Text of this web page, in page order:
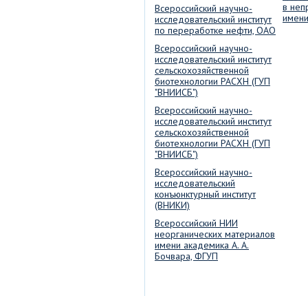
Всероссийский научно-
исследовательский институт
по переработке нефти, ОАО
Всероссийский научно-
исследовательский институт
сельскохозяйственной
биотехнологии РАСХН (ГУП
"ВНИИСБ")
Всероссийский научно-
исследовательский институт
сельскохозяйственной
биотехнологии РАСХН (ГУП
"ВНИИСБ")
Всероссийский научно-
исследовательский
конъюнктурный институт
(ВНИКИ)
Всероссийский НИИ
неорганических материалов
имени академика А. А.
Бочвара, ФГУП
в